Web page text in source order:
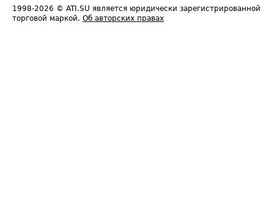
1998-2026 © ATI.SU является юридически зарегистрированной
торговой маркой. Об авторских правах